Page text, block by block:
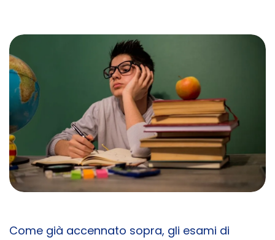
Come già accennato sopra, gli esami di